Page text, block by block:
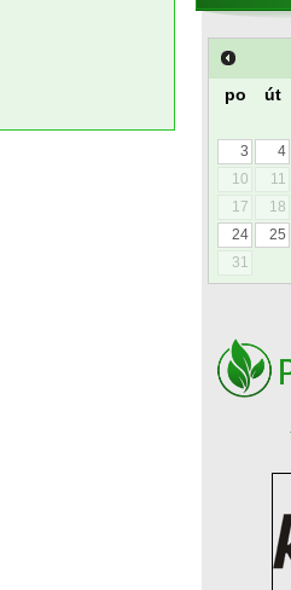
po út
3
4
10
11
17
18
24
25
31